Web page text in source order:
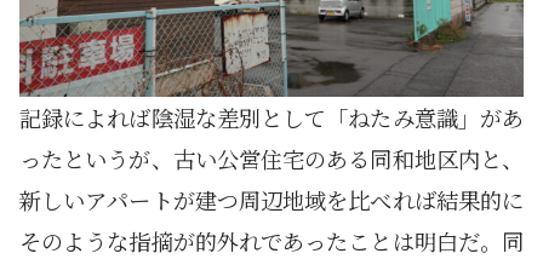
記録によれば陰湿な差別として「ねたみ意識」があ
ったというが、古い公営住宅のある同和地区内と、
新しいアパートが建つ周辺地域を比べれば結果的に
そのような指摘が的外れであったことは明白だ。同